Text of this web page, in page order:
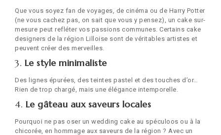
Que vous soyez fan de voyages, de cinéma ou de Harry Potter
(ne vous cachez pas, on sait que vous y pensez), un cake sur-
mesure peut refléter vos passions communes. Certains cake
designers de la région Lilloise sont de véritables artistes et
peuvent créer des merveilles.
3. Le style minimaliste
Des lignes épurées, des teintes pastel et des touches d’or…
Rien de trop chargé, mais une élégance intemporelle.
4. Le gâteau aux saveurs locales
Pourquoi ne pas oser un wedding cake au spéculoos ou à la
chicorée, en hommage aux saveurs de la région ? Avec un